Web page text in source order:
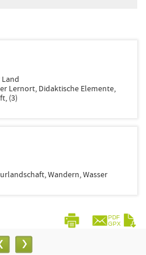
Lernort, Didaktische Elemente,
(3)
Wandern, Wasser
PDF
GPX